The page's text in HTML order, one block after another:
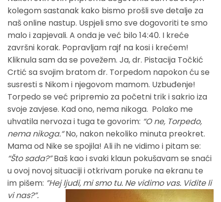
kolegom sastanak kako bismo prošli sve detalje za
naš online nastup. Uspjeli smo sve dogovoriti te smo
malo i zapjevali. A onda je već bilo 14:40. I kreće
završni korak. Popravljam rajf na kosi i krećem!
Kliknula sam da se povežem. Ja, dr. Pistacija Točkić
Crtić sa svojim bratom dr. Torpedom napokon ću se
susresti s Nikom i njegovom mamom. Uzbuđenje!
Torpedo se već pripremio za početni trik i sakrio iza
svoje zavjese. Kad ono, nema nikoga. Polako me
uhvatila nervoza i tuga te govorim: “O ne, Torpedo,
nema nikoga.“No, nakon nekoliko minuta preokret.
Mama od Nike se spojila! Ali ih ne vidimo i pitam se:
“Što sada?”Baš kao i svaki klaun pokušavam se snaći
u ovoj novoj situaciji i otkrivam poruke na ekranu te
im pišem: ”Hej ljudi, mi smo tu. Ne vidimo vas. Vidite li
vi nas?”.